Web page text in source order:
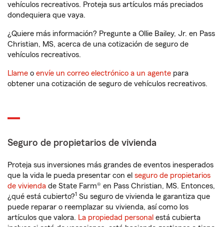
vehículos recreativos. Proteja sus artículos más preciados
dondequiera que vaya.
¿Quiere más información? Pregunte a Ollie Bailey, Jr. en Pass
Christian, MS, acerca de una cotización de seguro de
vehículos recreativos.
Llame o envíe un correo electrónico a un agente para
obtener una cotización de seguro de vehículos recreativos.
Seguro de propietarios de vivienda
Proteja sus inversiones más grandes de eventos inesperados
que la vida le pueda presentar con el seguro de propietarios
de vivienda de State Farm® en Pass Christian, MS. Entonces,
¿qué está cubierto?1 Su seguro de vivienda le garantiza que
puede reparar o reemplazar su vivienda, así como los
artículos que valora. La propiedad personal está cubierta